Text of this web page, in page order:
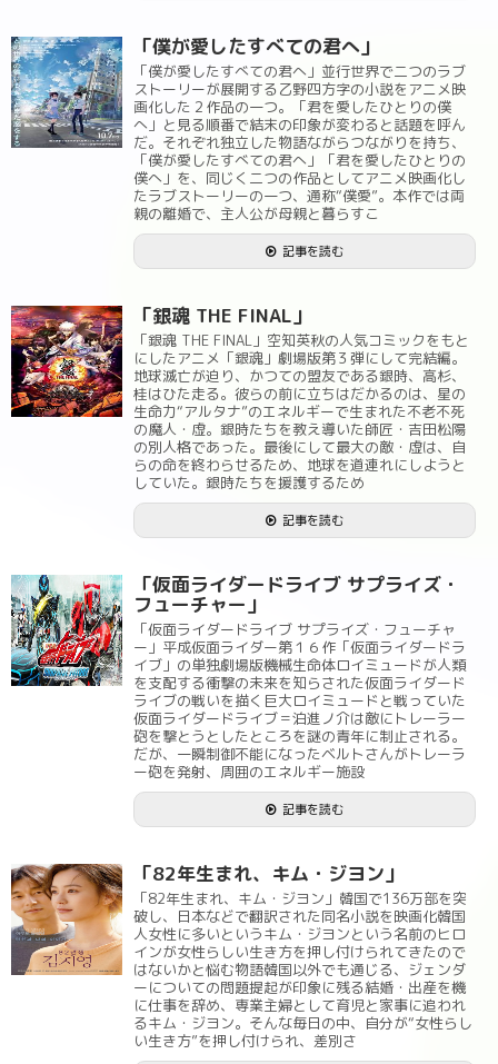
「僕が愛したすべての君へ」
「僕が愛したすべての君へ」並行世界で二つのラブ
ストーリーが展開する乙野四方字の小説をアニメ映
画化した２作品の一つ。「君を愛したひとりの僕
へ」と見る順番で結末の印象が変わると話題を呼ん
だ。それぞれ独立した物語ながらつながりを持ち、
「僕が愛したすべての君へ」「君を愛したひとりの
僕へ」を、同じく二つの作品としてアニメ映画化し
たラブストーリーの一つ、通称“僕愛”。本作では両
親の離婚で、主人公が母親と暮らすこ
記事を読む
「銀魂 THE FINAL」
「銀魂 THE FINAL」空知英秋の人気コミックをもと
にしたアニメ「銀魂」劇場版第３弾にして完結編。
地球滅亡が迫り、かつての盟友である銀時、高杉、
桂はひた走る。彼らの前に立ちはだかるのは、星の
生命力“アルタナ”のエネルギーで生まれた不老不死
の魔人・虚。銀時たちを教え導いた師匠・吉田松陽
の別人格であった。最後にして最大の敵・虚は、自
らの命を終わらせるため、地球を道連れにしようと
していた。銀時たちを援護するため
記事を読む
「仮面ライダードライブ サプライズ・
フューチャー」
「仮面ライダードライブ サプライズ・フューチャ
ー」平成仮面ライダー第１６作「仮面ライダードラ
イブ」の単独劇場版機械生命体ロイミュードが人類
を支配する衝撃の未来を知らされた仮面ライダード
ライブの戦いを描く巨大ロイミュードと戦っていた
仮面ライダードライブ＝泊進ノ介は敵にトレーラー
砲を撃とうとしたところを謎の青年に制止される。
だが、一瞬制御不能になったベルトさんがトレーラ
ー砲を発射、周囲のエネルギー施設
記事を読む
「82年生まれ、キム・ジヨン」
「82年生まれ、キム・ジヨン」韓国で136万部を突
破し、日本などで翻訳された同名小説を映画化韓国
人女性に多いというキム・ジヨンという名前のヒロ
インが女性らしい生き方を押し付けられてきたので
はないかと悩む物語韓国以外でも通じる、ジェンダ
ーについての問題提起が印象に残る結婚・出産を機
に仕事を辞め、専業主婦として育児と家事に追われ
るキム・ジヨン。そんな毎日の中、自分が“女性らし
い生き方”を押し付けられ、差別さ